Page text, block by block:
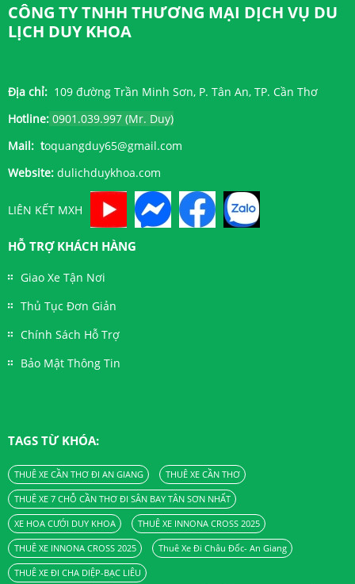
CÔNG TY TNHH THƯƠNG MẠI DỊCH VỤ DU
LỊCH DUY KHOA
Địa chỉ: 109 đường Trần Minh Sơn, P. Tân An, TP. Cần Thơ
Hotline: 0901.039.997 (Mr. Duy)
Mail: toquangduy65@gmail.com
Website: dulichduykhoa.com
LIÊN KẾT MXH
HỖ TRỢ KHÁCH HÀNG
Giao Xe Tận Nơi
Thủ Tục Đơn Giản
Chính Sách Hỗ Trợ
Bảo Mật Thông Tin
TAGS TỪ KHÓA:
THUÊ XE CẦN THƠ ĐI AN GIANG THUÊ XE CẦN THƠ
THUÊ XE 7 CHỖ CẦN THƠ ĐI SÂN BAY TÂN SƠN NHẤT
XE HOA CƯỚI DUY KHOA THUÊ XE INNONA CROSS 2025
THUÊ XE INNONA CROSS 2025 Thuê Xe Đi Châu Đốc- An Giang
THUÊ XE ĐI CHA DIỆP-BẠC LIÊU